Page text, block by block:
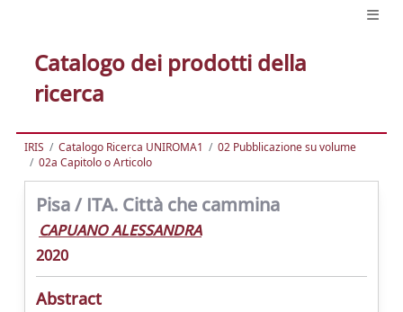
Catalogo dei prodotti della
ricerca
IRIS Catalogo Ricerca UNIROMA1
02 Pubblicazione su volume
02a Capitolo o Articolo
Pisa / ITA. Città che cammina
CAPUANO ALESSANDRA
2020
Abstract